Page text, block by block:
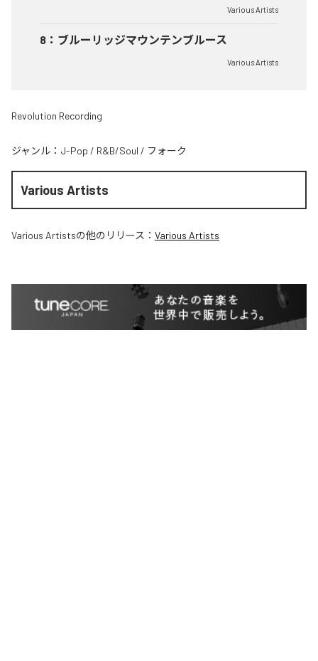
Various Artists
8 ： ブルーリッジマウンテンブルース
Various Artists
Revolution Recording
ジャンル： J-Pop / R&B/Soul / フォーク
Various Artists
Various Artistsの他のリリース： Various Artists